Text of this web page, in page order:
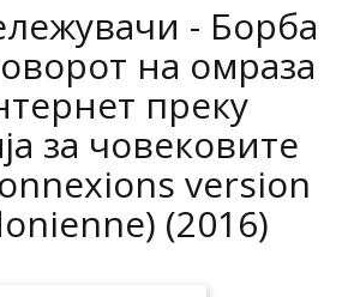
- Борба
на омраза
преку
за човековите
version
(2016)